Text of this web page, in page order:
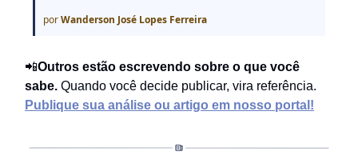
porWanderson José Lopes Ferreira
📲Outros estão escrevendo sobre o que você
sabe. Quando você decide publicar, vira referência.
Publique sua análise ou artigo em nosso portal!